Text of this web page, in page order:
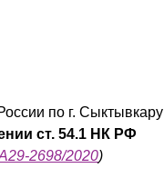
по г. Сыктывкару
ст. 54.1 НК РФ
2698/2020)